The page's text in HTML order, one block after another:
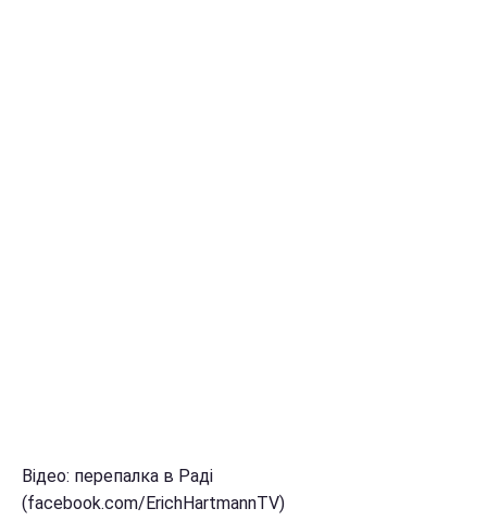
Відео: перепалка в Раді
(facebook.com/ErichHartmannTV)